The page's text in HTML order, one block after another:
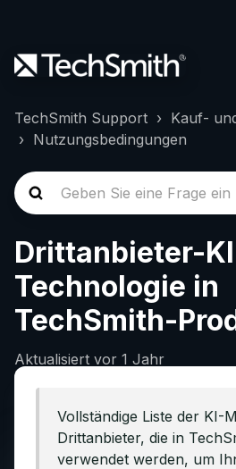
TechSmith Support
Kauf-
Nutzungsbedingungen
Drittanbieter-
Technologie in
TechSmith-
Aktualisiert vor 1 Jahr
Vollständige Liste der KI-
Drittanbieter, die in
verwendet werden, um